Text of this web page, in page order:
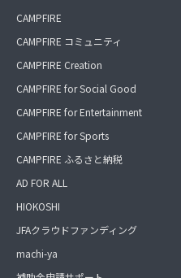
CAMPFIRE
CAMPFIRE コミュニティ
CAMPFIRE Creation
CAMPFIRE for Social Good
CAMPFIRE for Entertainment
CAMPFIRE for Sports
CAMPFIRE ふるさと納税
AD FOR ALL
HIOKOSHI
JFAクラウドファンディング
machi-ya